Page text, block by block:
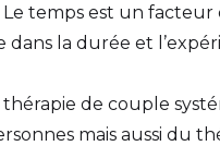
Le temps est un
dans la durée et
thérapie de couple
mais aussi du